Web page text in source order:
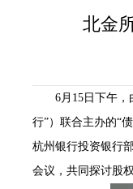
北金
6月15 日 下午 ，
行”） 联合主办的“
杭州 银行投资银行部
会议 ， 共同探讨股